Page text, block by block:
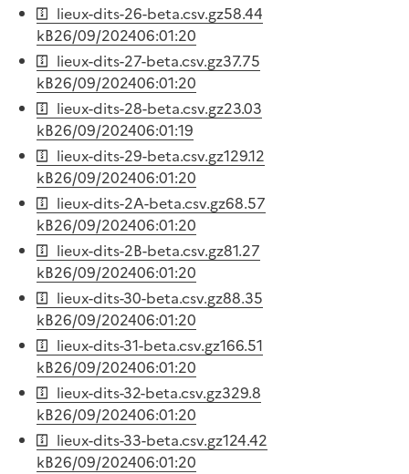
lieux-dits-26-beta.csv.gz58.44
kB26/09/202406:01:20
lieux-dits-27-beta.csv.gz37.75
kB26/09/202406:01:20
lieux-dits-28-beta.csv.gz23.03
kB26/09/202406:01:19
lieux-dits-29-beta.csv.gz129.12
kB26/09/202406:01:20
lieux-dits-2A-beta.csv.gz68.57
kB26/09/202406:01:20
lieux-dits-2B-beta.csv.gz81.27
kB26/09/202406:01:20
lieux-dits-30-beta.csv.gz88.35
kB26/09/202406:01:20
lieux-dits-31-beta.csv.gz166.51
kB26/09/202406:01:20
lieux-dits-32-beta.csv.gz329.8
kB26/09/202406:01:20
lieux-dits-33-beta.csv.gz124.42
kB26/09/202406:01:20